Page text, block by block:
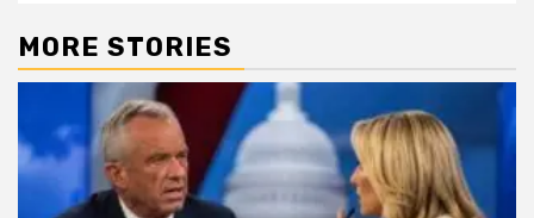
MORE STORIES